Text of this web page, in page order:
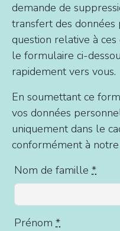
demande de
transfert des
question relative à
le formulaire ci-
rapidement vers vous.
En soumettant ce
vos données
uniquement dans le
conformément à notre
Nom de famille *
Prénom *